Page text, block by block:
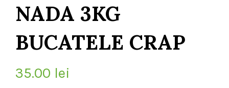
NADA 3KG
BUCATELE CRAP
35.00 lei